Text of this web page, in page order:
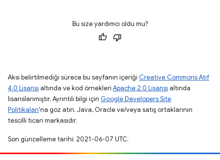
Bu size yardımcı oldu mu?
Aksi belirtilmediği sürece bu sayfanın içeriği Creative Commons Atıf
4.0 Lisansı altında ve kod örnekleri Apache 2.0 Lisansı altında
lisanslanmıştır. Ayrıntılı bilgi için Google Developers Site
Politikaları'na göz atın. Java, Oracle ve/veya satış ortaklarının
tescilli ticari markasıdır.
Son güncelleme tarihi: 2021-06-07 UTC.